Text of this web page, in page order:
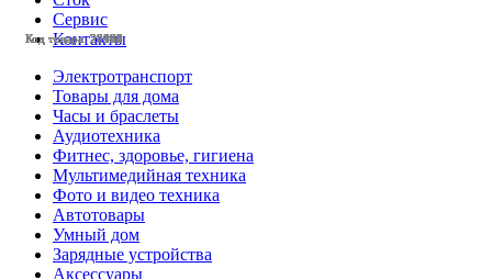
Код товара: 28527
Код товара: 28386
Код товара: 28164
Код товара: 28141
Код товара: 27461
Код товара: 27460
Код товара: 28528
Код товара: 28490
Код товара: 28483
Код товара: 28473
Код товара: 28470
Код товара: 28404
Сервис
Контакты
Электротранспорт
Товары для дома
Часы и браслеты
Аудиотехника
Фитнес, здоровье, гигиена
Мультимедийная техника
Фото и видео техника
Автотовары
Умный дом
Зарядные устройства
Аксессуары